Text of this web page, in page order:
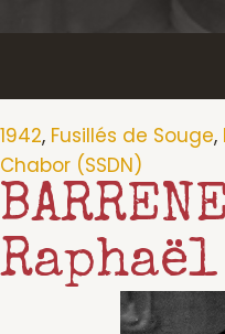
1942, Fusillés de Souge,
Chabor (SSDN)
Raphaël